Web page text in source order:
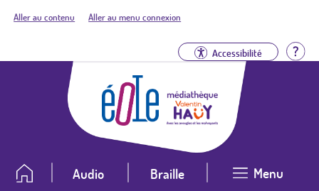
Aller au contenu Aller au menu connexion
Accessibilité
Audio Braille Menu